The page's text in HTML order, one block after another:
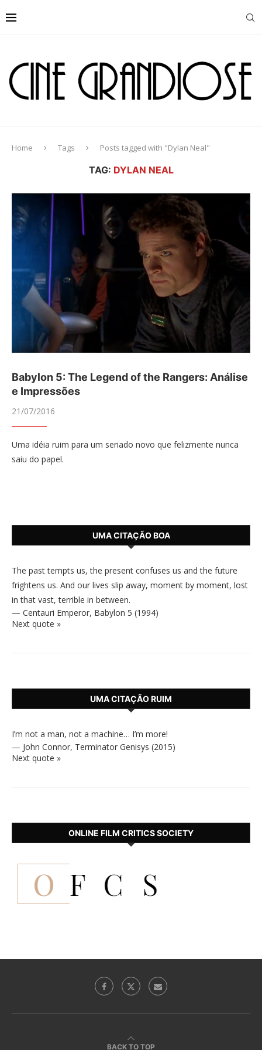
Home Tags Posts tagged with "Dylan Neal"
TAG: DYLAN NEAL
Babylon 5: The Legend of the Rangers: Análise
e Impressões
21/07/2016
Uma idéia ruim para um seriado novo que felizmente nunca
saiu do papel.
UMA CITAÇÃO BOA
The past tempts us, the present confuses us and the future
frightens us. And our lives slip away, moment by moment, lost
in that vast, terrible in between.
— Centauri Emperor, Babylon 5 (1994)
Next quote »
UMA CITAÇÃO RUIM
I’m not a man, not a machine… I’m more!
— John Connor, Terminator Genisys (2015)
Next quote »
ONLINE FILM CRITICS SOCIETY
BACK TO TOP